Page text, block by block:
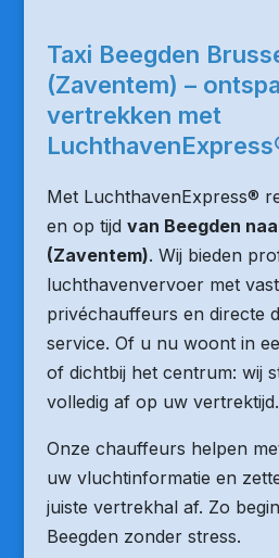
Taxi Beegden
(Zaventem) –
vertrekken met
Met LuchthavenExpress®
en op tijd van Beegden
(Zaventem). Wij bieden
luchthavenvervoer met
privéchauffeurs en directe
service. Of u nu woont in
of dichtbij het centrum: wij
volledig af op uw vertrektijd.
Onze chauffeurs helpen
uw vluchtinformatie en
juiste vertrekhal af. Zo
Beegden zonder stress.